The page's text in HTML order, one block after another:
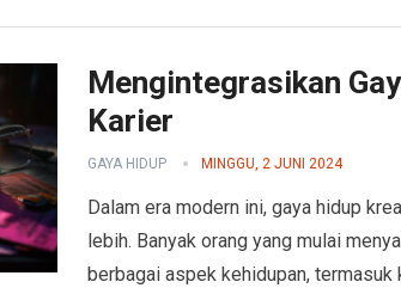
Mengintegrasikan
Karier
GAYA HIDUP MINGGU, 2 JUNI 2024
Dalam era modern ini, gaya hidup
lebih. Banyak orang yang mulai
berbagai aspek kehidupan,